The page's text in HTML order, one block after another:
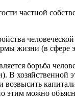
частной
жизни (в сфере
борьба
В
можно